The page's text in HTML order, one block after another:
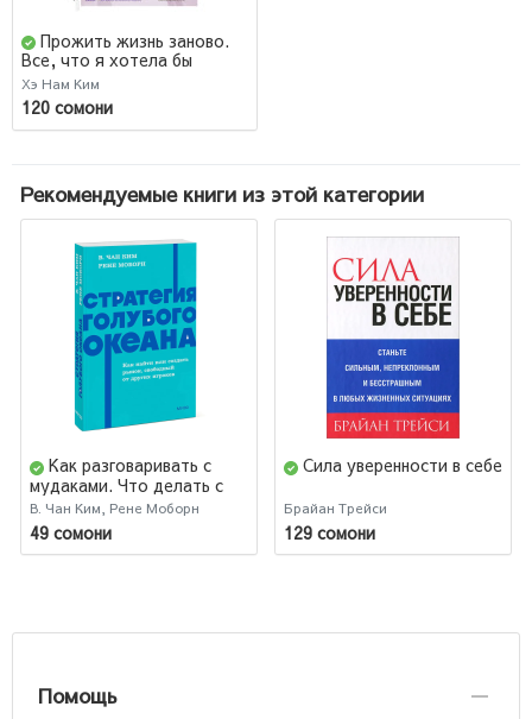
Прожить жизнь заново.
Все, что я хотела бы
сказать себе в прошлом
Хэ Нам Ким
120 сомони
Рекомендуемые книги из этой категории
Как разговаривать с
мудаками. Что делать с
неадекватными,
невыносимыми людьми.
Покетбук Легкий выбор
В. Чан Ким, Рене Моборн
49 сомони
Сила уверенности в себе
Брайан Трейси
129 сомони
Помощь